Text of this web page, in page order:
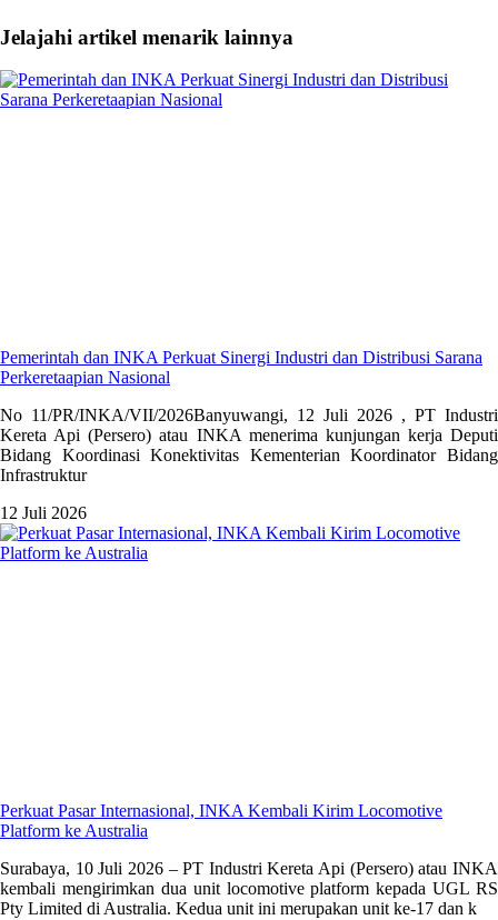
Jelajahi artikel menarik lainnya
Pemerintah dan INKA Perkuat Sinergi Industri dan Distribusi Sarana
Perkeretaapian Nasional
No 11/PR/INKA/VII/2026Banyuwangi, 12 Juli 2026 , PT Industri
Kereta Api (Persero) atau INKA menerima kunjungan kerja Deputi
Bidang Koordinasi Konektivitas Kementerian Koordinator Bidang
Infrastruktur
12 Juli 2026
Perkuat Pasar Internasional, INKA Kembali Kirim Locomotive
Platform ke Australia
Surabaya, 10 Juli 2026 – PT Industri Kereta Api (Persero) atau INKA
kembali mengirimkan dua unit locomotive platform kepada UGL RS
Pty Limited di Australia. Kedua unit ini merupakan unit ke-17 dan k